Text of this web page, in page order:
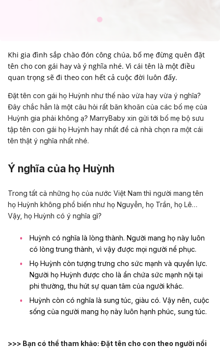
Khi gia đình sắp chào đón công chúa, bố mẹ đừng quên đặt
tên cho con gái hay và ý nghĩa nhé. Vì cái tên là một điều
quan trọng sẽ đi theo con hết cả cuộc đời luôn đấy.
Đặt tên con gái họ Huỳnh như thế nào vừa hay vừa ý nghĩa?
Đây chắc hẳn là một câu hỏi rất băn khoăn của các bố mẹ của
Huỳnh gia phải không ạ? MarryBaby xin gửi tới bố mẹ bộ sưu
tập tên con gái họ Huỳnh hay nhất để cả nhà chọn ra một cái
tên thật ý nghĩa nhất nhé.
Ý nghĩa của họ Huỳnh
Trong tất cả những họ của nước Việt Nam thì người mang tên
họ Huỳnh không phổ biến như họ Nguyễn, họ Trần, họ Lê…
Vậy, họ Huỳnh có ý nghĩa gì?
Huỳnh có nghĩa là lòng thành. Người mang họ này luôn
có lòng trung thành, vì vậy được mọi người nể phục.
Họ Huỳnh còn tượng trưng cho sức mạnh và quyền lực.
Người họ Huỳnh được cho là ẩn chứa sức mạnh nội tại
phi thường, thu hút sự quan tâm của người khác.
Huỳnh còn có nghĩa là sung túc, giàu có. Vậy nên, cuộc
sống của người mang họ này luôn hạnh phúc, sung túc.
>>> Bạn có thể tham khảo: Đặt tên cho con theo người nổi